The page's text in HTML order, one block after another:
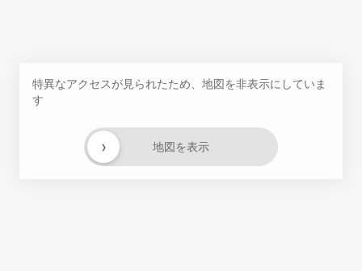
特異なアクセスが見られたため、地図を非表示にしていま
す
地図を表示
›